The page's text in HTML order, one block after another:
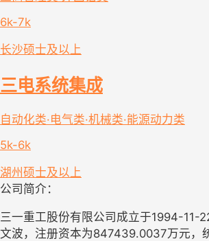
6k-7k
长沙硕士及以上
三电系统集成
自动化类·电气类·机械类·能源动力类
5k-6k
湖州 硕士及以上
公司简介：
三一重工股份有限公司成立于1994-11-
文波，注册资本为847439.0037万元，